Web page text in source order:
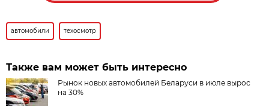
автомобили техосмотр
Также вам может быть интересно
Рынок новых автомобилей Беларуси в июле вырос
на 30%